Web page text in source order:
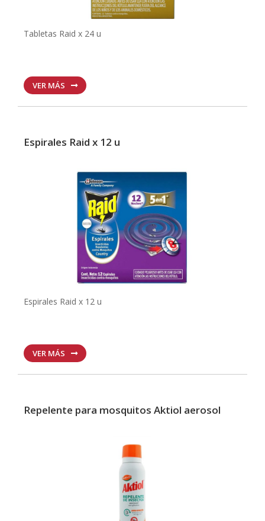
Tabletas Raid x 24 u
VER MÁS
Espirales Raid x 12 u
Espirales Raid x 12 u
VER MÁS
Repelente para mosquitos Aktiol aerosol